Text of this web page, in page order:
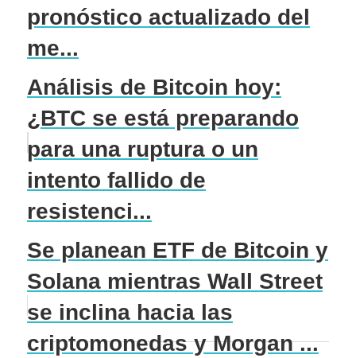
pronóstico actualizado del
me...
Análisis de Bitcoin hoy:
¿BTC se está preparando
para una ruptura o un
intento fallido de
resistenci...
Se planean ETF de Bitcoin y
Solana mientras Wall Street
se inclina hacia las
criptomonedas y Morgan ...